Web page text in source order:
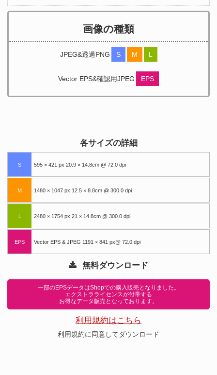
画像の種類
JPEG&透過PNG S M L
Vector EPS&確認用JPEG EPS
各サイズの詳細
S 595 × 421 px 20.9 × 14.8cm @ 72.0 dpi
M 1480 × 1047 px 12.5 × 8.8cm @ 300.0 dpi
L 2480 × 1754 px 21 × 14.8cm @ 300.0 dpi
EPS Vector EPS & JPEG 1191 × 841 px@ 72.0 dpi
無料ダウンロード
一部のEPSデータはShopでの購入販売となりました。
エクストラライセンスが付帯する
お得なデータ販売となっております。
利用規約はこちら
利用規約に同意してダウンロード